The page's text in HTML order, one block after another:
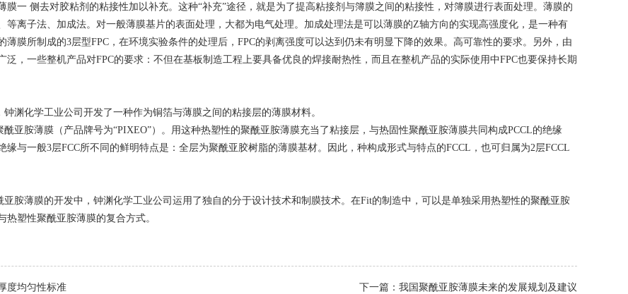
膜一 侧去对胶粘剂的粘接性加以补充。这种“补充”途径，就是为了提高粘接剂与簿膜之间的粘接性，对簿膜进行表面处理。薄膜的
等离子法、加成法。对一般薄膜基片的表面处理，大都为电气处理。加成处理法是可以薄膜的Z轴方向的实现高强度化，是一种有
薄膜所制成的3层型FPC，在环境实验条件的处理后，FPC的剥离强度可以达到仍未有明显下降的效果。高可靠性的要求。另外，由
泛，一些整机产品对FPC的要求：不但在基板制造工程上要具备优良的焊接耐热性，而且在整机产品的实际使用中FPC也要保持长期
渊化学工业公司开发了一种作为铜箔与薄膜之间的粘接层的薄膜材料。
胺薄膜（产品牌号为“PIXEO”）。用这种热塑性的聚酰亚胺薄膜充当了粘接层，与热固性聚酰亚胺薄膜共同构成PCCL的绝缘
缘与一般3层FCC所不同的鲜明特点是：全层为聚酰亚胶树脂的薄膜基材。因此，种构成形式与特点的FCCL，也可归属为2层FCCL
胺薄膜的开发中，钟渊化学工业公司运用了独自的分于设计技术和制膜技术。在Fit的制造中，可以是单独采用热塑性的聚酰亚胺
热塑性聚酰亚胺薄膜的复合方式。
度均匀性标准 下一篇：我国聚酰亚胺薄膜未来的发展规划及建议